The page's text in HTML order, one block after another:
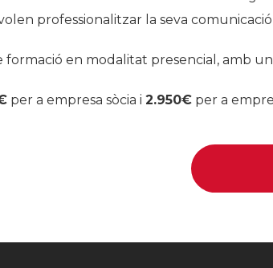
professionalitzar la seva
formació en modalitat presencial, amb
per a empresa sòcia i 2.950€ per a